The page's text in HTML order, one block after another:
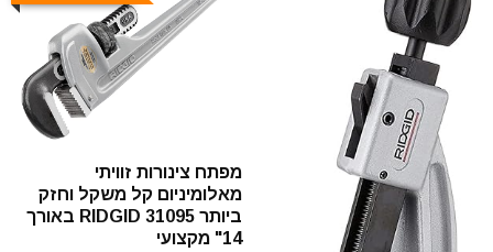
מפתח צינורות זוויתי
מאלומיניום קל משקל וחזק
ביותר RIDGID 31095 באורך
14" מקצועי